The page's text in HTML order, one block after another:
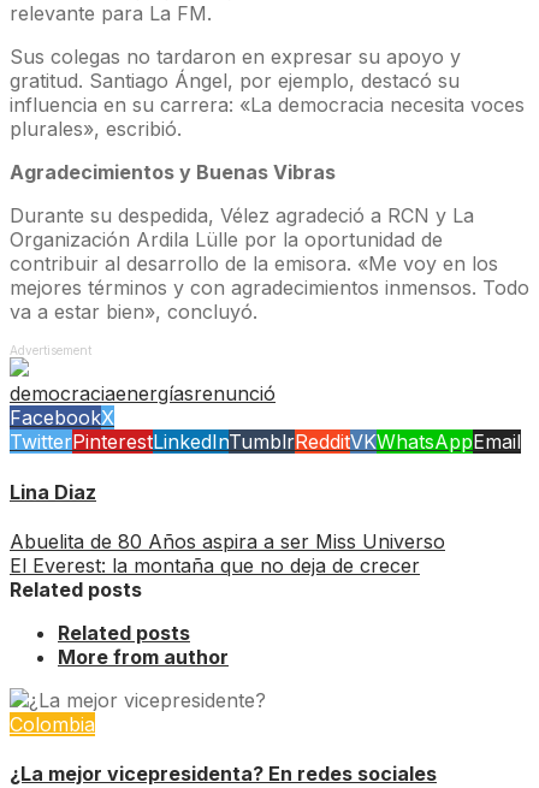
relevante para La FM.
Sus colegas no tardaron en expresar su apoyo y
gratitud. Santiago Ángel, por ejemplo, destacó su
influencia en su carrera: «La democracia necesita voces
plurales», escribió.
Agradecimientos y Buenas Vibras
Durante su despedida, Vélez agradeció a RCN y La
Organización Ardila Lülle por la oportunidad de
contribuir al desarrollo de la emisora. «Me voy en los
mejores términos y con agradecimientos inmensos. Todo
va a estar bien», concluyó.
Advertisement
democraciaenergíasrenunció
FacebookX
TwitterPinterestLinkedInTumblrRedditVKWhatsAppEmail
Lina Diaz
Abuelita de 80 Años aspira a ser Miss Universo
El Everest: la montaña que no deja de crecer
Related posts
Related posts
More from author
Colombia
¿La mejor vicepresidenta? En redes sociales